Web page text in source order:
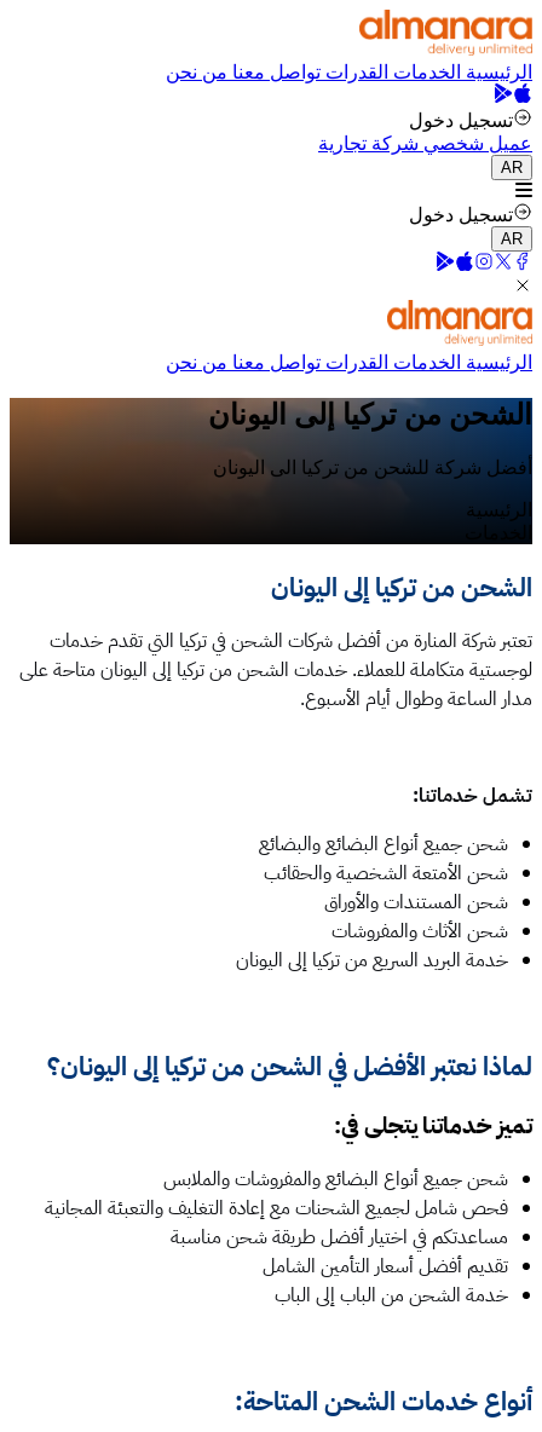
الرئيسية الخدمات القدرات تواصل معنا من نحن
تسجيل دخول
عميل شخصي شركة تجارية
AR
تسجيل دخول
AR
الرئيسية الخدمات القدرات تواصل معنا من نحن
الشحن من تركيا إلى اليونان
أفضل شركة للشحن من تركيا الى اليونان
الرئيسية
الخدمات
الشحن من تركيا إلى اليونان
تعتبر شركة المنارة من أفضل شركات الشحن في تركيا التي تقدم خدمات
لوجستية متكاملة للعملاء. خدمات الشحن من تركيا إلى اليونان متاحة على
مدار الساعة وطوال أيام الأسبوع.
تشمل خدماتنا:
شحن جميع أنواع البضائع والبضائع
شحن الأمتعة الشخصية والحقائب
شحن المستندات والأوراق
شحن الأثاث والمفروشات
خدمة البريد السريع من تركيا إلى اليونان
لماذا نعتبر الأفضل في الشحن من تركيا إلى اليونان؟
تميز خدماتنا يتجلى في:
شحن جميع أنواع البضائع والمفروشات والملابس
فحص شامل لجميع الشحنات مع إعادة التغليف والتعبئة المجانية
مساعدتكم في اختيار أفضل طريقة شحن مناسبة
تقديم أفضل أسعار التأمين الشامل
خدمة الشحن من الباب إلى الباب
أنواع خدمات الشحن المتاحة: